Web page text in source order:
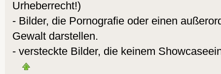
Urheberrecht!)
- Bilder, die Pornografie oder einen
Gewalt darstellen.
- versteckte Bilder, die keinem